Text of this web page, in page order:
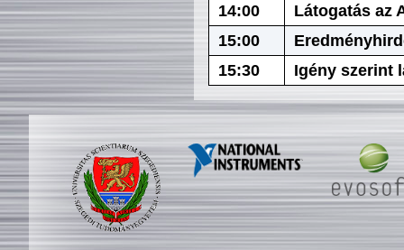
14:00
Látogatás az
15:00
15:30
Igény szerint